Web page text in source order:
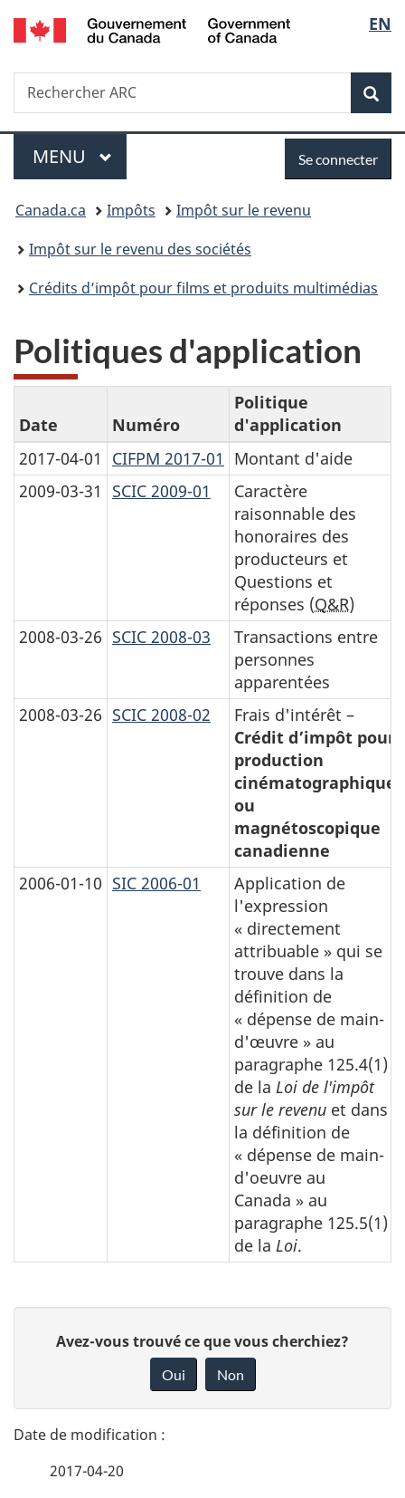
Passer
au
Passer
à
du
Passer
à
simplifiée
de
la
EN
Recherche
Rechercher
ARC
Menu
MENU PRINCIPAL
connecter
Se connecter
Vous
êtes
ici :
Canada.ca Impôts
Impôt sur le revenu
Impôt sur le revenu des sociétés
Crédits d’impôt pour films et produits multimédias
Politiques d'application
Date Numéro
Politique
d'application
2017-04-01
CIFPM 2017-01
Montant d'aide
2009-03-31
SCIC 2009-01
Caractère
raisonnable des
honoraires des
producteurs et
Questions et
réponses (Q&R)
2008-03-26 SCIC 2008-03
Transactions entre
personnes
apparentées
2008-03-26 SCIC 2008-02
Frais d'intérêt –
Crédit d’impôt pour
production
cinématographique
ou
magnétoscopique
canadienne
2006-01-10 SIC 2006-01
Application de
l'expression
« directement
attribuable » qui se
trouve dans la
définition de
« dépense de main-
d'œuvre » au
paragraphe 125.4(1)
de la Loi de l'impôt
sur le revenu et dans
la définition de
« dépense de main-
d'oeuvre au
Canada » au
paragraphe 125.5(1)
de la Loi.
t
a
n
Avez-vous trouvé ce que vous cherchiez?
Oui Non
2017-04-20